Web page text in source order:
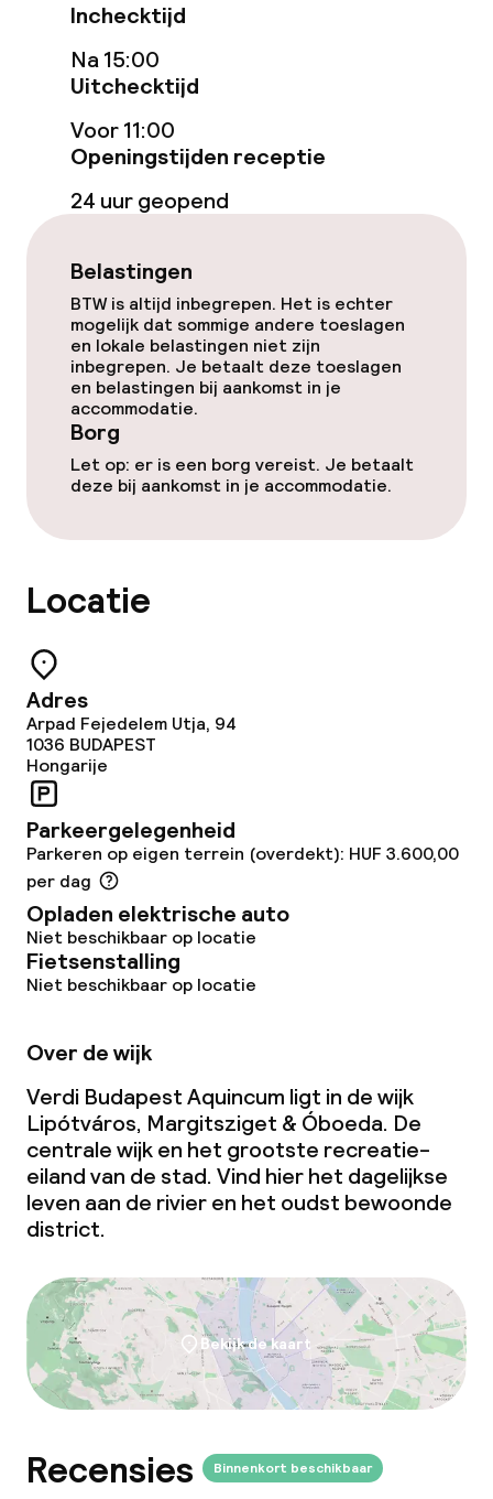
Hot tub
Stoombad
Spacentrum
Spa behandelingen
Fitnessruimte / gym
Entertainment
Gratis wifi
Eet- en drinkgelegenheden
Restaurant
Bar
Eet- en drinkdiensten
Ontbijtbuffet
Lunch à la carte
Diner à la carte
Roomservice
Dieetopties
Glutenvrije opties
Vegetarische opties
Schoonmaakvoorzieningen
Zakelijke faciliteiten
Conferentieruimte
Inchecktijd
Na 15:00
Uitchecktijd
Voor 11:00
Openingstijden receptie
24 uur geopend
Belastingen
BTW is altijd inbegrepen. Het is echter
mogelijk dat sommige andere toeslagen
en lokale belastingen niet zijn
inbegrepen. Je betaalt deze toeslagen
en belastingen bij aankomst in je
accommodatie.
Borg
Let op: er is een borg vereist. Je betaalt
deze bij aankomst in je accommodatie.
Locatie
Adres
Arpad Fejedelem Utja, 94
1036 BUDAPEST
Hongarije
Parkeergelegenheid
Parkeren op eigen terrein (overdekt): HUF 3.600,00
per dag
Opladen elektrische auto
Niet beschikbaar op locatie
Fietsenstalling
Niet beschikbaar op locatie
Over de wijk
Verdi Budapest Aquincum ligt in de wijk
Lipótváros, Margitsziget & Óboeda. De
centrale wijk en het grootste recreatie-
eiland van de stad. Vind hier het dagelijkse
leven aan de rivier en het oudst bewoonde
district.
Bekijk de kaart
Recensies Binnenkort beschikbaar